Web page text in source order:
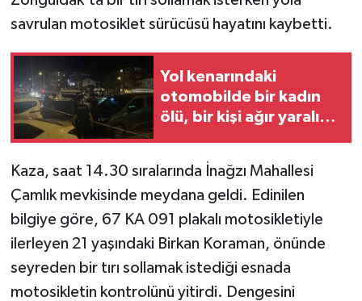
savrulan motosiklet sürücüsü hayatını kaybetti.
Yol kenarındaki
otomobilde bir kadın
ölü, bir kişi ağır yaralı
Kaza, saat 14.30 sıralarında İnağzı Mahallesi
Çamlık mevkisinde meydana geldi. Edinilen
bilgiye göre, 67 KA 091 plakalı motosikletiyle
ilerleyen 21 yaşındaki Birkan Koraman, önünde
seyreden bir tırı sollamak istediği esnada
motosikletin kontrolünü yitirdi. Dengesini